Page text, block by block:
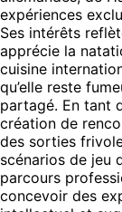
expériences
Ses intérêts
apprécie la
cuisine
qu’elle reste
partagé. En tant
création de
des sorties
scénarios de jeu
parcours
concevoir des